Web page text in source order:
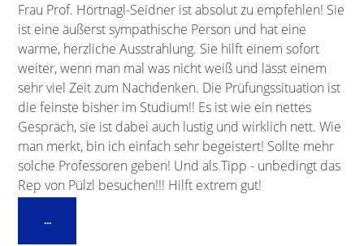
Frau Prof. Hörtnagl-Seidner ist absolut zu empfehlen! Sie
ist eine äußerst sympathische Person und hat eine
warme, herzliche Ausstrahlung. Sie hilft einem sofort
weiter, wenn man mal was nicht weiß und lässt einem
sehr viel Zeit zum Nachdenken. Die Prüfungssituation ist
die feinste bisher im Studium!! Es ist wie ein nettes
Gespräch, sie ist dabei auch lustig und wirklich nett. Wie
man merkt, bin ich einfach sehr begeistert! Sollte mehr
solche Professoren geben! Und als Tipp - unbedingt das
Rep von Pülzl besuchen!!! Hilft extrem gut!
...Diese